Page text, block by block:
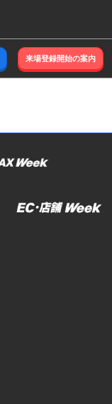
来場登録開始の案内